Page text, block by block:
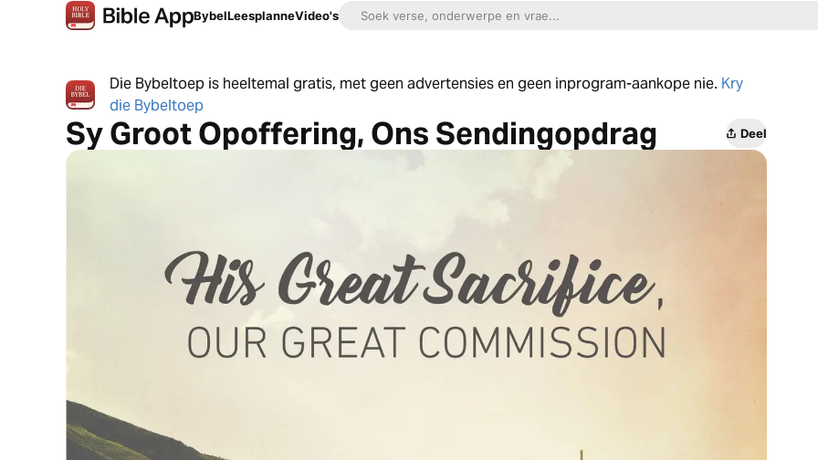
BybelLeesplanneVideo's
Die Bybeltoep is heeltemal gratis, met geen advertensies en geen inprogram-aankope nie. Kry
die Bybeltoep
Sy Groot Opoffering, Ons Sendingopdrag Deel